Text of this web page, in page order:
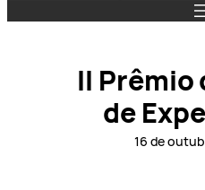
II Prêmio
de
16 de